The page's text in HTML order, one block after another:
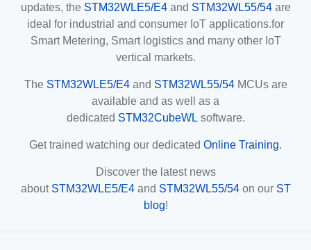
updates, the STM32WLE5/E4and STM32WL55/54are
ideal for industrial and consumer IoT applications.for
Smart Metering, Smart logistics and many other IoT
vertical markets.
The STM32WLE5/E4and STM32WL55/54MCUs are
available and as well as a
dedicated STM32CubeWL software.
Get trained watching our dedicated Online Training.
Discover the latest news
about STM32WLE5/E4and STM32WL55/54on our ST
blog!